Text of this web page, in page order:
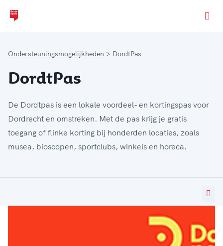
Ondersteuningsmogelijkheden DordtPas
DordtPas
De Dordtpas is een lokale voordeel- en kortingspas voor
Dordrecht en omstreken. Met de pas krijg je gratis
toegang of flinke korting bij honderden locaties, zoals
musea, bioscopen, sportclubs, winkels en horeca.